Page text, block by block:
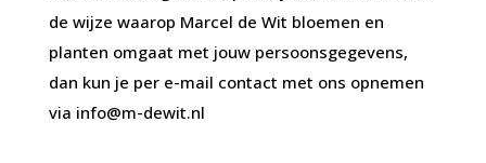
de wijze waarop Marcel de Wit bloemen en
planten omgaat met jouw persoonsgegevens,
dan kun je per e-mail contact met ons opnemen
via info@m-dewit.nl